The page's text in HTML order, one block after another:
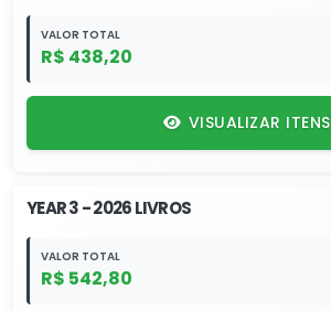
VALOR TOTAL
R$ 438,20
VISUALIZAR ITENS
YEAR 3 - 2026 LIVROS
VALOR TOTAL
R$ 542,80